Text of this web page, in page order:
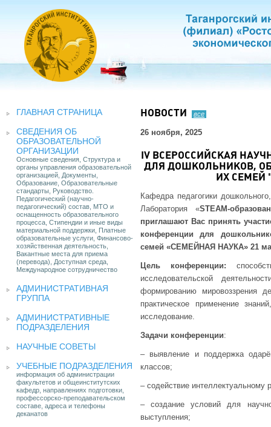
ГЛАВНАЯ СТРАНИЦА
СВЕДЕНИЯ ОБ
ОБРАЗОВАТЕЛЬНОЙ
ОРГАНИЗАЦИИ
Основные сведения, Структура и
органы управления образовательной
организацией, Документы,
Образование, Образовательные
стандарты, Руководство.
Педагогический (научно-
педагогический) состав, МТО и
оснащенность образовательного
процесса, Стипендии и иные виды
материальной поддержки, Платные
образовательные услуги, Финансово-
хозяйственная деятельность,
Вакантные места для приема
(перевода), Доступная среда,
Международное сотрудничество
АДМИНИСТРАТИВНАЯ
ГРУППА
АДМИНИСТРАТИВНЫЕ
ПОДРАЗДЕЛЕНИЯ
НАУЧНЫЕ СОВЕТЫ
УЧЕБНЫЕ ПОДРАЗДЕЛЕНИЯ
информация об администрации
факультетов и общеинститутских
кафедр, направлениях подготовки,
профессорско-преподавательском
составе, адреса и телефоны
деканатов
НОВОСТИ все
26 ноября, 2025
IV ВСЕРОССИЙСКАЯ
ДЛЯ ДОШКОЛЬНИКОВ,
ИХ СЕМЕЙ
Кафедра педагогики
Лаборатория «STEAM-
приглашают Вас принять
конференции для
семей «СЕМЕЙНАЯ НАУКА» 21
Цель конференции:
исследовательской
формированию мировоззрения
практическое применение
исследование.
Задачи конференции:
– выявление и поддержка
классов;
– содействие интеллектуальному
– создание условий для
выступления;